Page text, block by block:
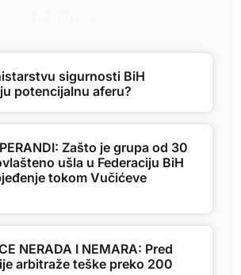
sigurnosti BiH
potencijalnu aferu?
Zašto je grupa od 30
ušla u Federaciju BiH
tokom Vučićeve
NERADA I NEMARA: Pred
arbitraže teške preko 200